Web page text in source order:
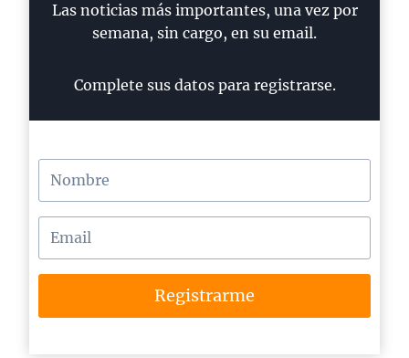
Las noticias más importantes, una vez por
semana, sin cargo, en su email.
Complete sus datos para registrarse.
Registrarme